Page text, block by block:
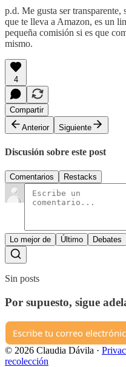
p.d. Me gusta ser
que te lleva a Amazon, es un
pequeña comisión si es que
mismo.
4
Compartir
Anterior
Siguiente
Discusión sobre este post
Comentarios Restacks
Lo mejor de Último Debates
Sin posts
Por supuesto, sigue
© 2026 Claudia Dávila ·
recolección